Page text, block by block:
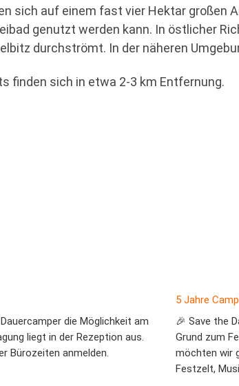
sich auf einem fast vier Hektar großen
genutzt werden kann. In östlicher
durchströmt. In der näheren
finden sich in etwa 2-3 km Entfernung.
die Möglichkeit am
liegt in der Rezeption aus.
Bürozeiten anmelden.
5 Jahre
🎉 Save the
Grund zum
möchten wir
Festzelt,